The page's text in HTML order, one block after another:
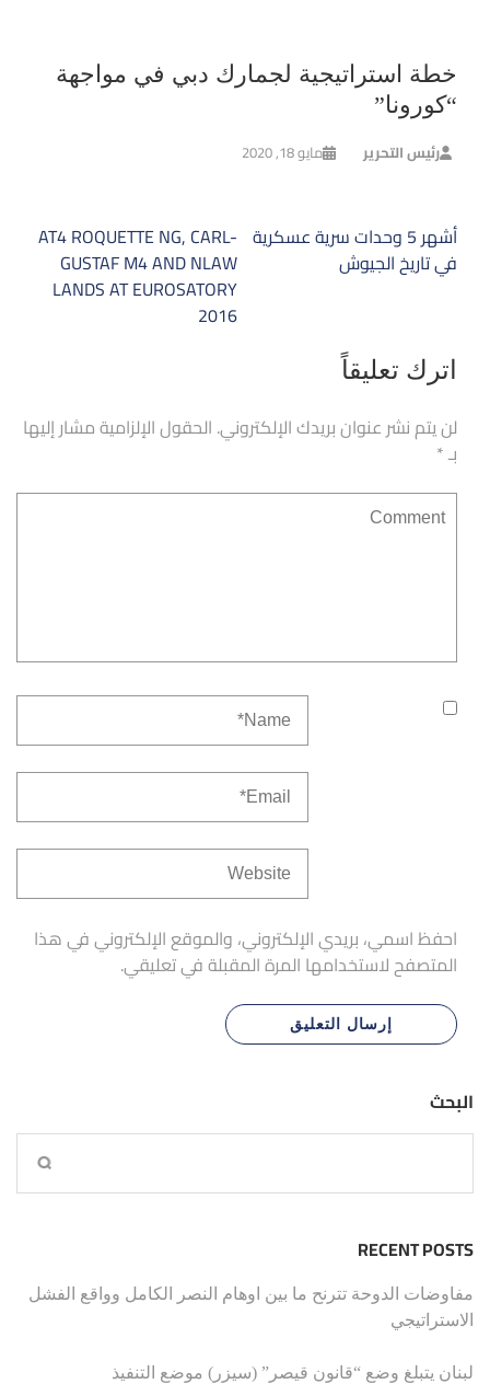
خطة استراتيجية لجمارك دبي في مواجهة
“كورونا”
رئيس التحرير مايو 18, 2020
تصفّح
المقالات
AT4 ROQUETTE NG, CARL-
GUSTAF M4 AND NLAW
LANDS AT EUROSATORY
2016
أشهر 5 وحدات سرية عسكرية
في تاريخ الجيوش
اترك تعليقاً
لن يتم نشر عنوان بريدك الإلكتروني. الحقول الإلزامية مشار إليها
بـ*
احفظ اسمي، بريدي الإلكتروني، والموقع الإلكتروني في هذا
المتصفح لاستخدامها المرة المقبلة في تعليقي.
البحث
RECENT POSTS
مفاوضات الدوحة تترنح ما بين اوهام النصر الكامل وواقع الفشل
الاستراتيجي
لبنان يتبلغ وضع “قانون قيصر” (سيزر) موضع التنفيذ